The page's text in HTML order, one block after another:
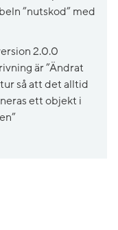
”nutskod” med
2.0.0
är ”Ändrat
så att det alltid
ett objekt i